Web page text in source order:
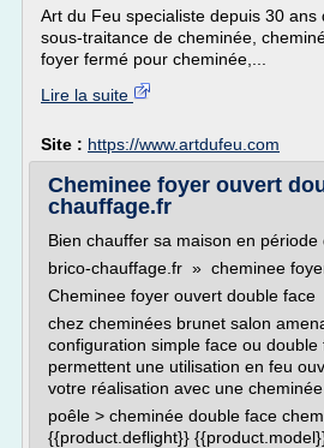
Art du Feu specialiste depuis 30 ans
sous-traitance de cheminée,
foyer fermé pour cheminée,...
Lire la suite
Site : https://www.artdufeu.com
Cheminee foyer ouvert
chauffage.fr
Bien chauffer sa maison en période
brico-chauffage.fr » cheminee
Cheminee foyer ouvert double face
chez cheminées brunet salon
configuration simple face ou double
permettent une utilisation en feu
votre réalisation avec une cheminée
poêle > cheminée double face
{{product.deflight}}